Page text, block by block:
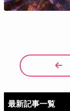
最新記事一覧